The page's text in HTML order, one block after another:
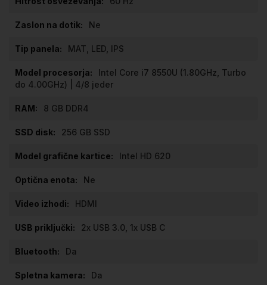
Ne
MAT, LED, IPS
Intel Core i7 8550U (1.80GHz, Turbo
do 4.00GHz) | 4/8 jeder
8 GB DDR4
256 GB SSD
Intel HD 620
Ne
HDMI
2x USB 3.0, 1x USB C
Da
Da